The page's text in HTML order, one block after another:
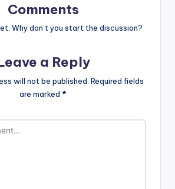
Comments
Why don’t you start the discussion?
a Reply
will not be published. Required fields
are marked *